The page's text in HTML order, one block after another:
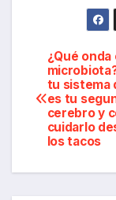
de
¿Qué onda
tu sistema
es tu
cerebro y
cuidarlo
los tacos